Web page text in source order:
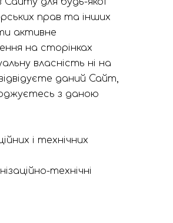
прав та інших
активне
на сторінках
власність ні на
даний Сайт,
з даною
і технічних
технічні